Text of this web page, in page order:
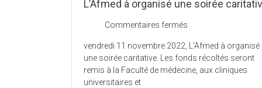
L’Afmed à organisé une soirée
Commentaires fermés
à
organisé
une
vendredi 11 novembre 2022, L’Afmed à organisé
une soirée caritative. Les fonds récoltés seront
remis à la Faculté de médecine, aux cliniques
universitaires et